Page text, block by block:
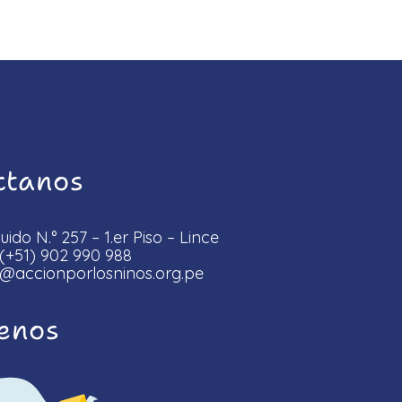
N.° 257 – 1.er Piso – Lince
902 990 988